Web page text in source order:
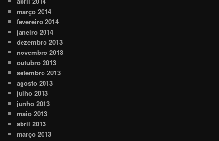
março 2014
fevereiro 2014
janeiro 2014
dezembro 2013
novembro 2013
outubro 2013
setembro 2013
agosto 2013
julho 2013
junho 2013
maio 2013
abril 2013
março 2013